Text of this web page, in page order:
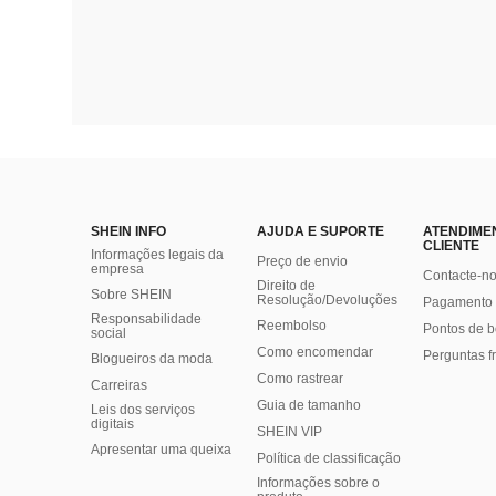
SHEIN INFO
Informações legais da
empresa
Sobre SHEIN
Responsabilidade
social
Blogueiros da moda
Carreiras
Leis dos serviços
digitais
Apresentar uma queixa
AJUDA E SUPORTE
Preço de envio
Direito de
Resolução/Devoluções
Reembolso
Como encomendar
Como rastrear
Guia de tamanho
SHEIN VIP
Política de classificação
​Informações sobre o
CLIENTE
Contacte-
Pontos de
Perguntas